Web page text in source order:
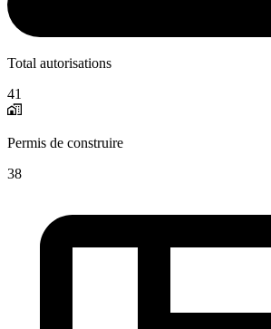
Total autorisations
41
Permis de construire
38